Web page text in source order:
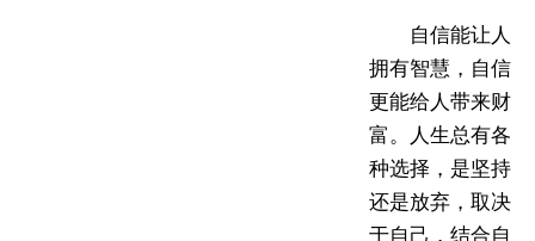
自信能让人
拥有智慧，自信
更能给人带来财
富。人生总有各
种选择，是坚持
还是放弃，取决
于自己，结合自